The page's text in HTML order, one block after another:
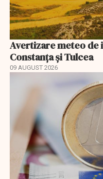
Avertizare meteo de
Constanța și Tulcea
09 AUGUST 2026